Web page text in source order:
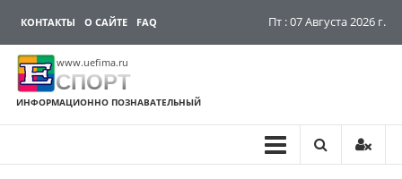
КОНТАКТЫ О САЙТЕ FAQ Пт : 07 Августа 2026 г.
www.uefima.ru
СПОРТ
ИНФОРМАЦИОННО ПОЗНАВАТЕЛЬНЫЙ